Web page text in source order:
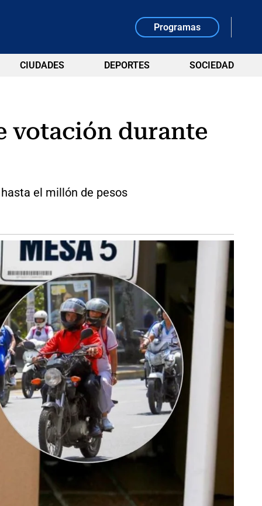
Programas
CIUDADES DEPORTES SOCIEDAD
votación durante
el millón de pesos